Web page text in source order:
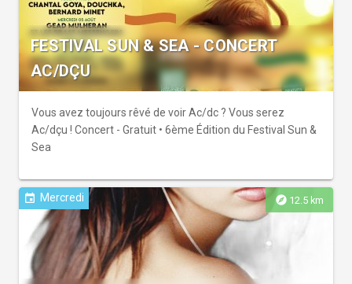
FESTIVAL SUN & SEA - CONCERT
AC/DÇU
Vous avez toujours rêvé de voir Ac/dc ? Vous serez
Ac/dçu ! Concert - Gratuit • 6ème Édition du Festival Sun &
Sea
explore 12.5 km
event Mercredi